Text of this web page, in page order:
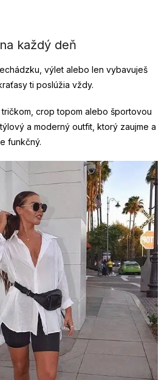
každý deň
výlet alebo len vybavuješ
ti poslúžia vždy.
crop topom alebo športovou
a moderný outfit, ktorý zaujme a
funkčný.